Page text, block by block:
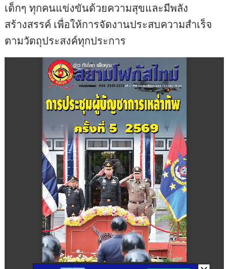
เด็กๆ ทุกคนแข่งขันด้วยความสุขและมีพลัง
สร้างสรรค์ เพื่อให้การจัดงานประสบความสำเร็จ
ตามวัตถุประสงค์ทุกประการ